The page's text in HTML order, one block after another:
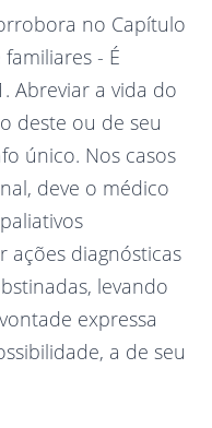
no Capítulo
- É
Abreviar a vida do
deste ou de seu
único. Nos casos
deve o médico
ações diagnósticas
levando
expressa
a de seu